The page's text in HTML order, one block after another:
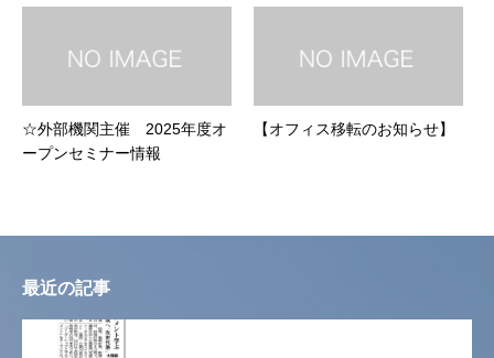
☆外部機関主催 2025年度オ
ープンセミナー情報
【オフィス移転のお知らせ】
最近の記事